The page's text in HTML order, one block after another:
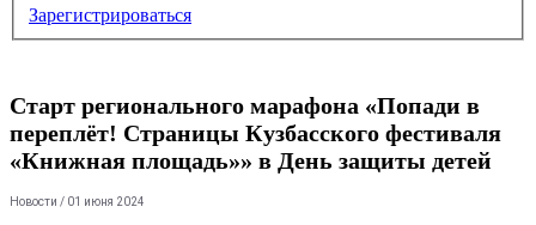
Зарегистрироваться
Старт регионального марафона «Попади в
переплёт! Страницы Кузбасского фестиваля
«Книжная площадь»» в День защиты детей
Новости / 01 июня 2024